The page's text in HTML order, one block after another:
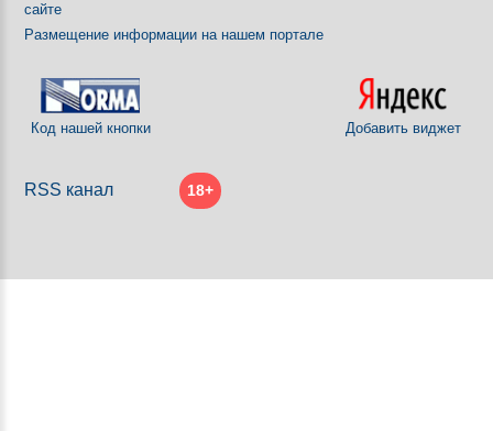
сайте
Размещение информации на нашем портале
Код нашей кнопки Добавить виджет
RSS канал 18+